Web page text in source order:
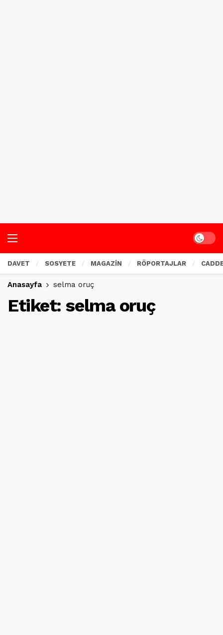
Dark
DAVET SOSYETE MAGAZİN RÖPORTAJLAR
Anasayfa selma oruç
Etiket: selma oruç